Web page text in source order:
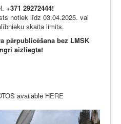
+371 29272444!
notiek līdz 03.04.2025. vai
skaita limits.
pārpublicēšana bez LMSK
aizliegta!
available HERE